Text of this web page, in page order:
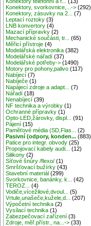
Konektory, svorkovnice,...-> (292)
Konektory, zásuvky na 2...
(7)
Leptací roztoky (3)
LNB konvertory (4)
Mazací přípravky (2)
Mechanické součásti, tr...
(65)
Měřicí přístroje (4)
Modelářská elektronika (382)
Modelářské nářadí (37)
Modelářské potřeby-> (1490)
Motory pro pohony,palivo (117)
Nabíjecí (7)
Nabíječe (1)
Napájecí zdroje a adapt...
(7)
Nářadí (18)
Nenabíjecí (39)
NF technika a výrobky (1)
Ochranné přípravky (1)
Opto-LED,žárovky, displ...
(91)
Pájení (15)
Paměťové média (SD,Flas...
(2)
Pasivní (odpory, konden... (883)
Patice pro integr. obvody (25)
Propojovací kabely audi...
(12)
Silikony (2)
Síťové šnůry /flexo/ (1)
Smršťovací bužírky (43)
Stavební materiál (299)
Svorkovnice, banánky, k...
(42)
TEROZ...
(4)
Vodiče,vícežilové,dvoul...
(5)
Vrtule,unašeče,kužele,d...
(207)
Výpočetní technika (2)
Vysílací technika (1)
Zabezpečovací zařízení (3)
Zdroje, měř.přístr., na...-> (33)